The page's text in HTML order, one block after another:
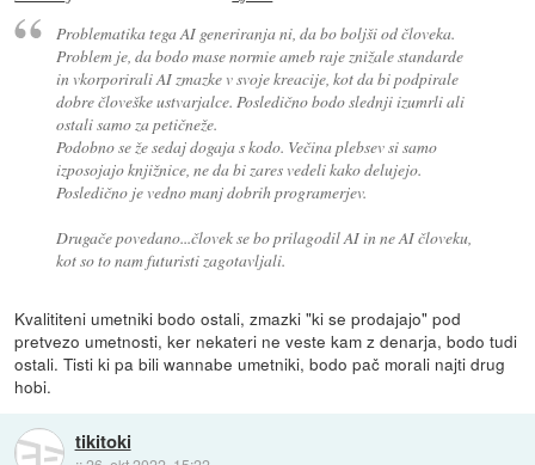
Problematika tega AI generiranja ni, da bo boljši od človeka.
Problem je, da bodo mase normie ameb raje znižale standarde
in vkorporirali AI zmazke v svoje kreacije, kot da bi podpirale
dobre človeške ustvarjalce. Posledično bodo slednji izumrli ali
ostali samo za petičneže.
Podobno se že sedaj dogaja s kodo. Večina plebsev si samo
izposojajo knjižnice, ne da bi zares vedeli kako delujejo.
Posledično je vedno manj dobrih programerjev.
Drugače povedano...človek se bo prilagodil AI in ne AI človeku,
kot so to nam futuristi zagotavljali.
Kvalititeni umetniki bodo ostali, zmazki "ki se prodajajo" pod
pretvezo umetnosti, ker nekateri ne veste kam z denarja, bodo tudi
ostali. Tisti ki pa bili wannabe umetniki, bodo pač morali najti drug
hobi.
tikitoki